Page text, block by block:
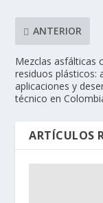
ANTERIOR
Mezclas asfálticas
residuos plásticos:
aplicaciones y
técnico en
ARTÍCULOS